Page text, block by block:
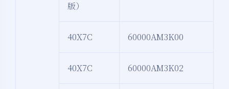
版）
40X7C 60000AM3K00
40X7C 60000AM3K02